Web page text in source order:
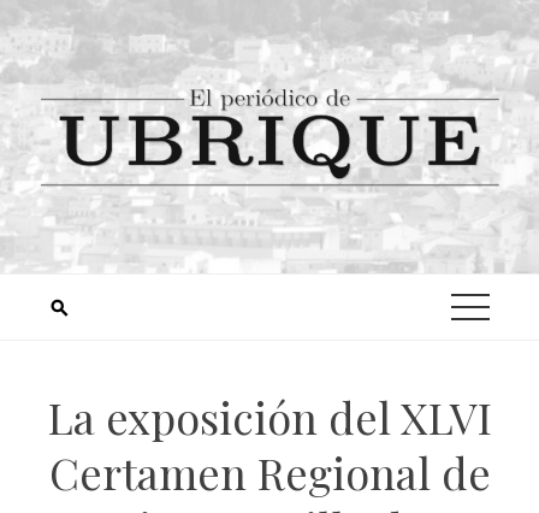
La exposición del XLVI
Certamen Regional de